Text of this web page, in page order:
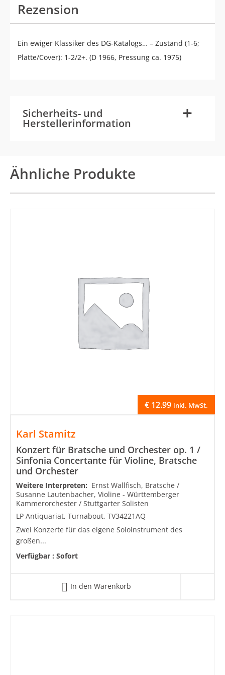
Rezension
Ein ewiger Klassiker des DG-Katalogs… – Zustand (1-6;
Platte/Cover): 1-2/2+. (D 1966, Pressung ca. 1975)
Sicherheits- und
Herstellerinformation +
-
Ähnliche Produkte
Karl Stamitz
Konzert für Bratsche und Orchester op. 1 /
Sinfonia Concertante für Violine, Bratsche
und Orchester
€ 12.99 inkl. MwSt.
Weitere Interpreten: Ernst Wallfisch, Bratsche /
Susanne Lautenbacher, Violine - Württemberger
Kammerorchester / Stuttgarter Solisten
LP Antiquariat, Turnabout, TV34221AQ
Zwei Konzerte für das eigene Soloinstrument des
großen...
Verfügbar : Sofort
In den Warenkorb